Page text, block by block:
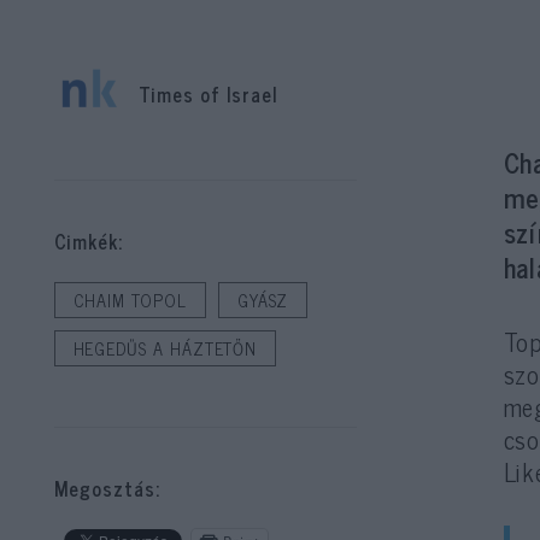
Times of Israel
Cimkék:
CHAIM TOPOL
GYÁSZ
HEGEDŰS A HÁZTETŐN
Megosztás: